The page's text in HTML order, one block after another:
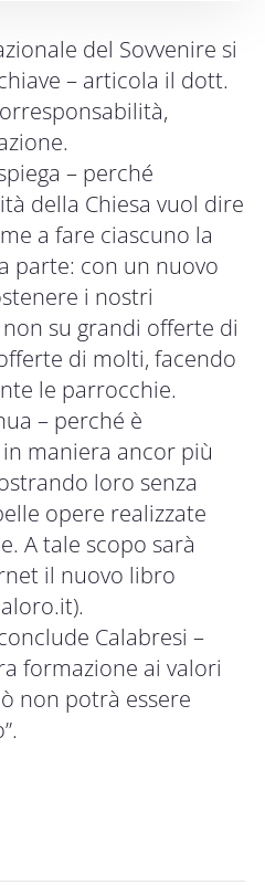
del Sovvenire si
– articola il dott.
– perché
della Chiesa vuol dire
a fare ciascuno la
parte: con un nuovo
i nostri
su grandi offerte di
di molti, facendo
le parrocchie.
– perché è
maniera ancor più
loro senza
opere realizzate
A tale scopo sarà
il nuovo libro
).
Calabresi –
formazione ai valori
non potrà essere